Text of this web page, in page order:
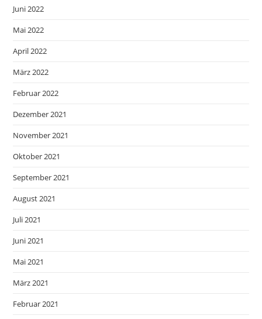
Juni 2022
Mai 2022
April 2022
März 2022
Februar 2022
Dezember 2021
November 2021
Oktober 2021
September 2021
August 2021
Juli 2021
Juni 2021
Mai 2021
März 2021
Februar 2021